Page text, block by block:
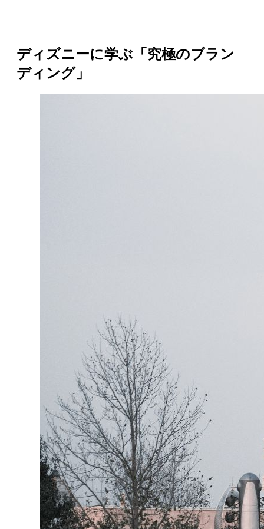
ディズニーに学ぶ「究極のブラン
ディング」